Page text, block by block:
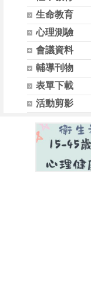
生命教育
心理測驗
會議資料
輔導刊物
表單下載
活動剪影